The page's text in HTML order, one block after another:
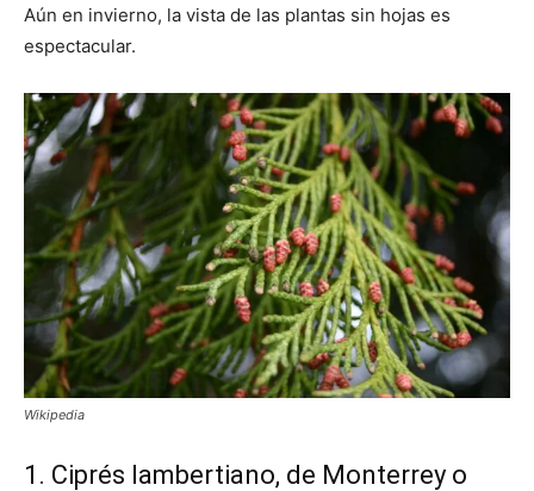
Aún en invierno, la vista de las plantas sin hojas es
espectacular.
Wikipedia
1. Ciprés lambertiano, de Monterrey o